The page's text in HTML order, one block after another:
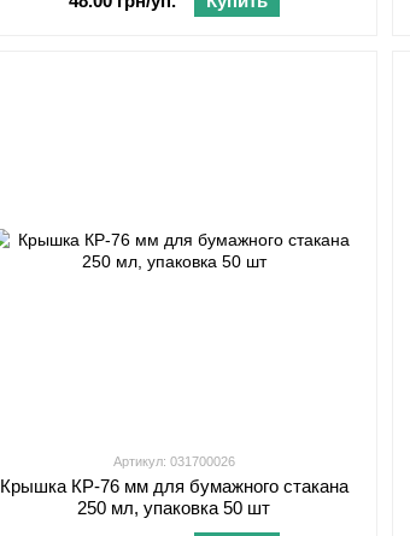
Артикул: 031700026
Крышка КР-76 мм для бумажного стакана
250 мл, упаковка 50 шт